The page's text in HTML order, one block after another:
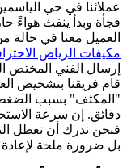
عملائنا في حي
فجأة وبدأ ينفث هواءً
العميل معنا في حالة
مكيفات الرياض
إرسال الفني
قام فريقنا بتشخيص
"المكثف" بسبب الضغط
دقائق. إن سرعة
فنحن ندرك أن تعطل
بل ضرورة ملحة لإعادة